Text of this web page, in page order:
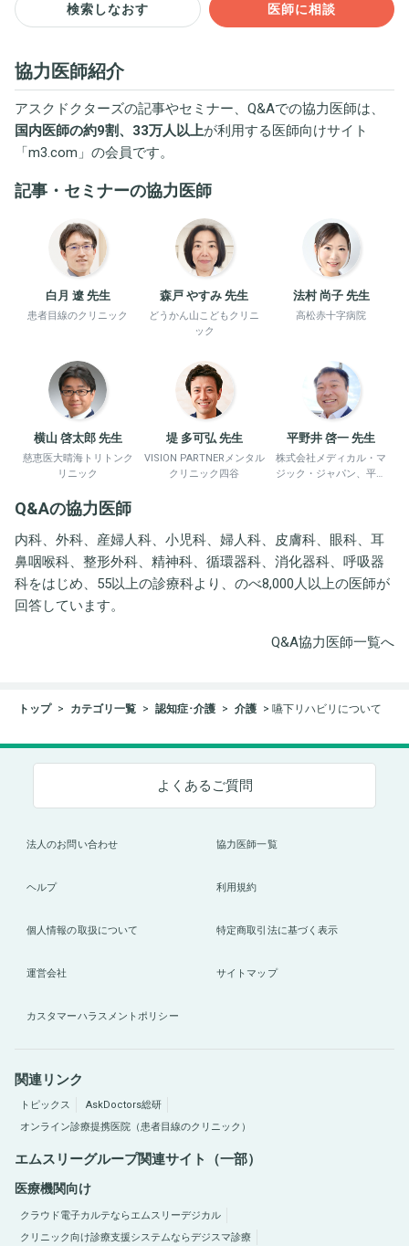
検索しなおす 医師に相談
協力医師紹介
アスクドクターズの記事やセミナー、Q&Aでの協力医師は、
国内医師の約9割、33万人以上が利用する医師向けサイト
「m3.com 」の会員です。
記事・セミナーの協力医師
白月 遼 先生
患者目線のクリニック
森戸 やすみ 先生
どうかん山こどもクリニ
ック
法村 尚子 先生
高松赤十字病院
横山 啓太郎 先生
慈恵医大晴海トリトンク
リニック
堤 多可弘 先生
VISION PARTNERメンタル
クリニック四谷
平野井 啓一 先生
株式会社メディカル・マ
ジック・ジャパン、平野
Q&Aの協力医師
内科、外科、産婦人科、小児科、婦人科、皮膚科、眼科、耳
鼻咽喉科、整形外科、精神科、循環器科、消化器科、呼吸器
科をはじめ、55以上の診療科より、のべ8,000人以上の医師が
回答しています。
Q&A協力医師一覧へ
トップ カテゴリ一覧 認知症･介護 介護 嚥下リハビリについて
よくあるご質問
法人のお問い合わせ 協力医師一覧
ヘルプ 利用規約
個人情報の取扱について 特定商取引法に基づく表示
運営会社 サイトマップ
カスタマーハラスメントポリシー
関連リンク
トピックス
AskDoctors総研
オンライン診療提携医院（患者目線のクリニック）
エムスリーグループ関連サイト（一部）
医療機関向け
クラウド電子カルテならエムスリーデジカル
クリニック向け診療支援システムならデジスマ診療